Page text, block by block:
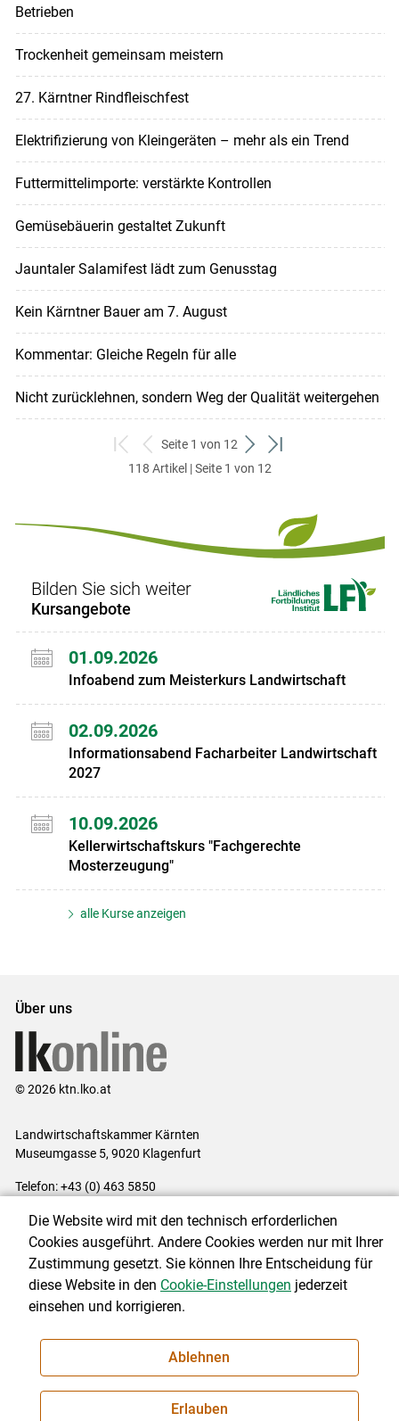
Betrieben
Trockenheit gemeinsam meistern
27. Kärntner Rindfleischfest
Elektrifizierung von Kleingeräten – mehr als ein Trend
Futtermittelimporte: verstärkte Kontrollen
Gemüsebäuerin gestaltet Zukunft
Jauntaler Salamifest lädt zum Genusstag
Kein Kärntner Bauer am 7. August
Kommentar: Gleiche Regeln für alle
Nicht zurücklehnen, sondern Weg der Qualität weitergehen
zum
ersten
zurück
zum
Seite 1 von 12
weiter
zum
zum
118 Artikel | Seite 1 von 12
Bilden Sie sich weiter
Kursangebote
01.09.2026
Infoabend zum Meisterkurs Landwirtschaft
02.09.2026
Informationsabend Facharbeiter Landwirtschaft
2027
10.09.2026
Kellerwirtschaftskurs "Fachgerechte
Mosterzeugung"
alle Kurse anzeigen
Über uns
© 2026 ktn.lko.at
Landwirtschaftskammer Kärnten
Museumgasse 5, 9020 Klagenfurt
Telefon: +43 (0) 463 5850
Impressum|Kontakt|Datenschutzerklärung|Barrierefreiheit|
Cookie-Einstellungen
NEWSLETTER
Die Website wird mit den technisch erforderlichen
Cookies ausgeführt. Andere Cookies werden nur mit Ihrer
Zustimmung gesetzt. Sie können Ihre Entscheidung für
diese Website in den Cookie-Einstellungen jederzeit
einsehen und korrigieren.
Ablehnen
Erlauben